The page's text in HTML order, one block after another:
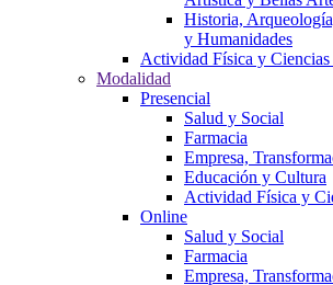
Historia,
y Humanidades
Actividad Física y
Modalidad
Presencial
Salud y Social
Farmacia
Empresa,
Educación y Cultura
Actividad Física y
Online
Salud y Social
Farmacia
Empresa,